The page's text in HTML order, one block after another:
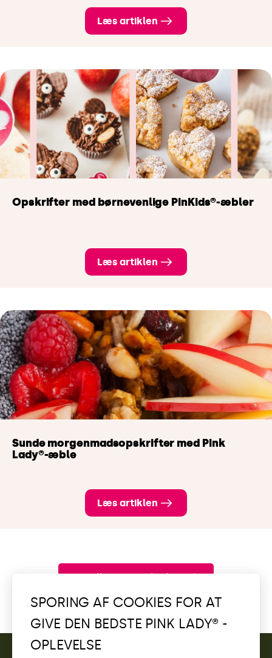
Læs artiklen
Opskrifter med børnevenlige PinKids®-æbler
Læs artiklen
Sunde morgenmadsopskrifter med Pink
Lady®-æble
Læs artiklen
Se alle vores nyheder
SPORING AF COOKIES FOR AT
GIVE DEN BEDSTE PINK LADY® -
OPLEVELSE